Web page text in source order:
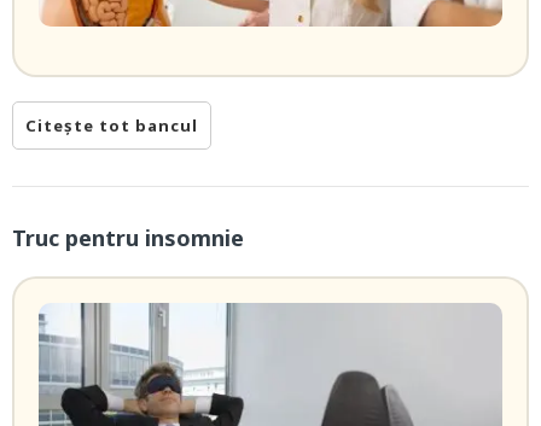
Citește tot bancul
Truc pentru insomnie